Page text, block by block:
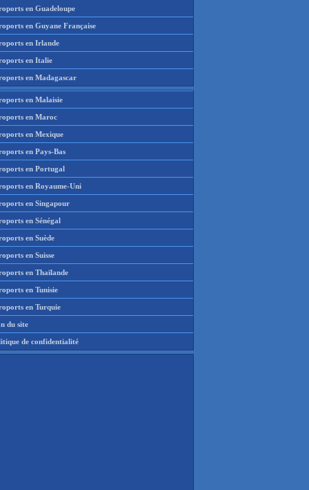
en Guadeloupe
en Guyane Française
en Irlande
en Italie
en Madagascar
en Malaisie
en Maroc
en Mexique
en Pays-Bas
en Portugal
en Royaume-Uni
en Singapour
en Sénégal
en Suède
en Suisse
en Thaïlande
en Tunisie
en Turquie
du site
de confidentialité